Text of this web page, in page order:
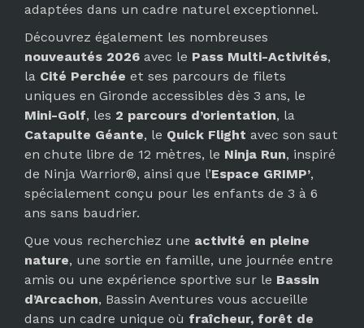
adaptées dans un cadre naturel exceptionnel.
Découvrez également les nombreuses
nouveautés 2026 avec le Pass Multi-Activités,
la Cité Perchée et ses parcours de filets
uniques en Gironde accessibles dès 3 ans, le
Mini-Golf, les 2 parcours d’orientation, la
Catapulte Géante, le Quick Flight avec son saut
en chute libre de 12 mètres, le Ninja Run, inspiré
de Ninja Warrior®, ainsi que l’Espace GRIMP’,
spécialement conçu pour les enfants de 3 à 6
ans sans baudrier.
Que vous recherchiez une activité en pleine
nature, une sortie en famille, une journée entre
amis ou une expérience sportive sur le Bassin
d’Arcachon, Bassin Aventures vous accueille
dans un cadre unique où fraîcheur, forêt de